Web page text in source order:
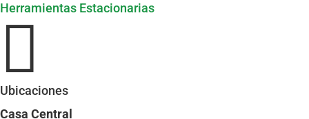
Herramientas Estacionarias

Ubicaciones
Casa Central